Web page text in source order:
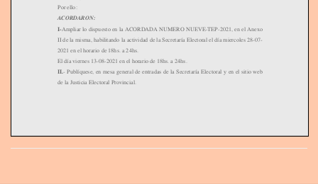
Por ello:
ACORDARON:
I­ Ampliar lo dispuesto en la ACORDADA NUMERO NUEVE­TEP­2021, en el Anexo
II de la misma, habilitando la actividad de la Secretaría Electoral el día miercoles 28­07­
2021 en el horario de 18hs. a 24hs.
El día viernes 13­08­2021 en el horario de 18hs. a 24hs.
II.
­ Publíquese, en mesa general de entradas de la Secretaría Electoral y en el sitio web
de la Justicia Electoral Provincial.